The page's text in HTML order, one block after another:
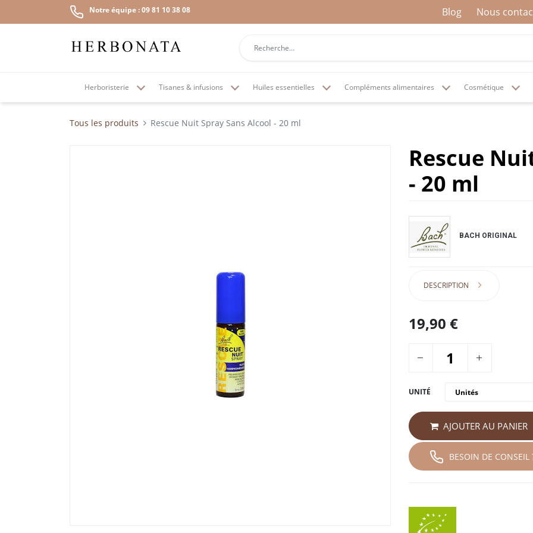
Notre équipe : 09 81 10 38 08 Blog Nous
Herboristerie Tisanes & infusions Huiles essentielles Compléments alimentaires Cosmétique
Tous les produits Rescue Nuit Spray Sans Alcool - 20 ml
Rescue
- 20 ml
BACH ORIGINAL
DESCRIPTION
19,90 €
UNITÉ
AJOUTER AU PANIER
BESOIN DE CONSEIL